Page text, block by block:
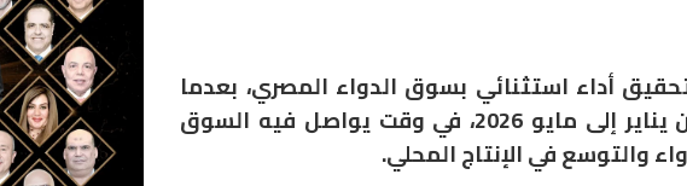
أداء استثنائي بسوق الدواء المصري، بعدما
سجلت معدلات نمو بلغت 72.6% خلال الفترة من يناير إلى مايو 2026، في وقت يواصل فيه السوق
والتوسع في الإنتاج المحلي.